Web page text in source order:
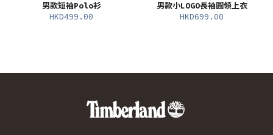
男款短袖Polo衫
HKD499.00
男款小LOGO長袖圓領上衣
HKD699.00